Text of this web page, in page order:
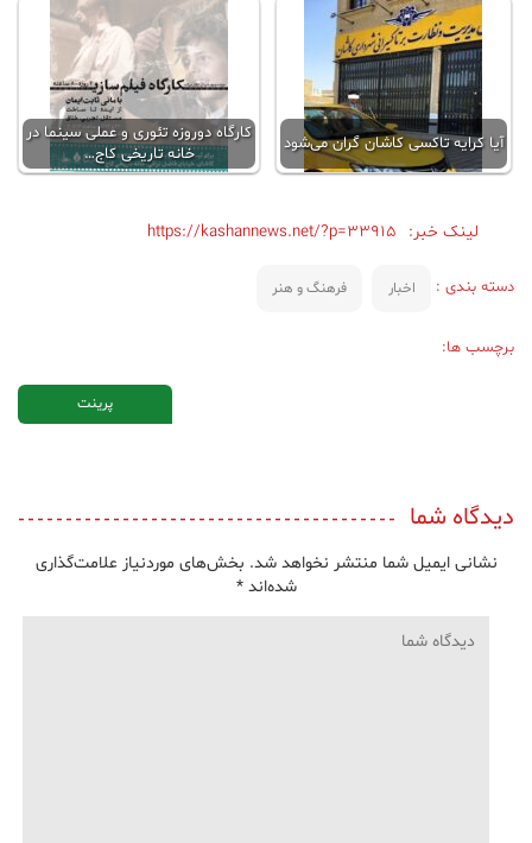
آیا کرایه تاکسی کاشان گران می‌شود
کارگاه دوروزه تئوری و عملی سینما در
خانه تاریخی کاج…
لینک خبر: https://kashannews.net/?p=33915
دسته بندی : اخبار فرهنگ و هنر
برچسب ها:
پرینت
دیدگاه شما
نشانی ایمیل شما منتشر نخواهد شد. بخش‌های موردنیاز علامت‌گذاری
شده‌اند*